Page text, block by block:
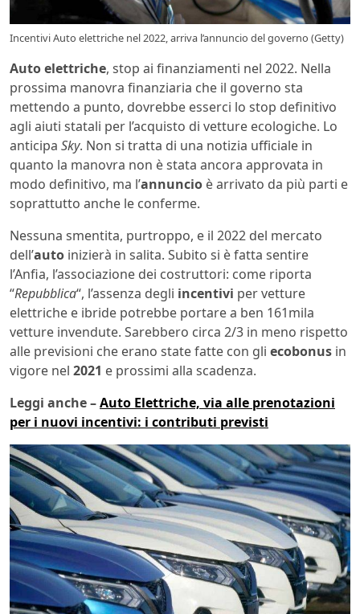
Incentivi Auto elettriche nel 2022, arriva l’annuncio del governo (Getty)
Auto elettriche, stop ai finanziamenti nel 2022. Nella
prossima manovra finanziaria che il governo sta
mettendo a punto, dovrebbe esserci lo stop definitivo
agli aiuti statali per l’acquisto di vetture ecologiche. Lo
anticipa Sky. Non si tratta di una notizia ufficiale in
quanto la manovra non è stata ancora approvata in
modo definitivo, ma l’annuncio è arrivato da più parti e
soprattutto anche le conferme.
Nessuna smentita, purtroppo, e il 2022 del mercato
dell’auto inizierà in salita. Subito si è fatta sentire
l’Anfia, l’associazione dei costruttori: come riporta
“Repubblica“, l’assenza degli incentivi per vetture
elettriche e ibride potrebbe portare a ben 161mila
vetture invendute. Sarebbero circa 2/3 in meno rispetto
alle previsioni che erano state fatte con gli ecobonus in
vigore nel 2021 e prossimi alla scadenza.
Leggi anche –Auto Elettriche, via alle prenotazioni
per i nuovi incentivi: i contributi previsti